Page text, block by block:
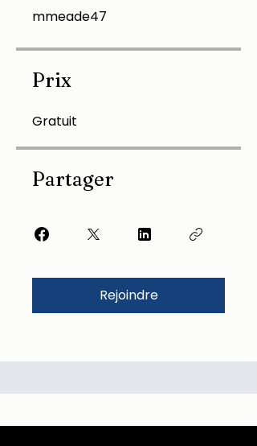
mmeade47
Prix
Gratuit
Partager
Rejoindre